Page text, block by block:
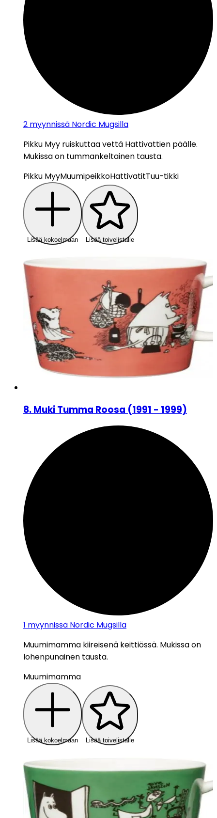
2 myynnissä Nordic Mugsilla
Pikku Myy ruiskuttaa vettä Hattivattien päälle.
Mukissa on tummankeltainen tausta.
Pikku MyyMuumipeikkoHattivatitTuu-tikki
Lisää kokoelmaan Lisää toivelistalle
8.Muki Tumma Roosa (1991 - 1999)
1 myynnissä Nordic Mugsilla
Muumimamma kiireisenä keittiössä. Mukissa on
lohenpunainen tausta.
Muumimamma
Lisää kokoelmaan Lisää toivelistalle